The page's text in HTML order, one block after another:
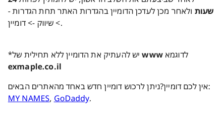
שעות ולאחר מכן לעדכן הדומיין בהגדרות האתר תחת הגדרות -
> שיווק -> דומיין.
*יש להעתיק את הדומיין ללא תחילית שלwwwלדוגמא
exmaple.co.il
אין לכם דומיין?ניתן לרכוש דומיין חדש באחד מהאתרים הבאים:
MY NAMES, GoDaddy.